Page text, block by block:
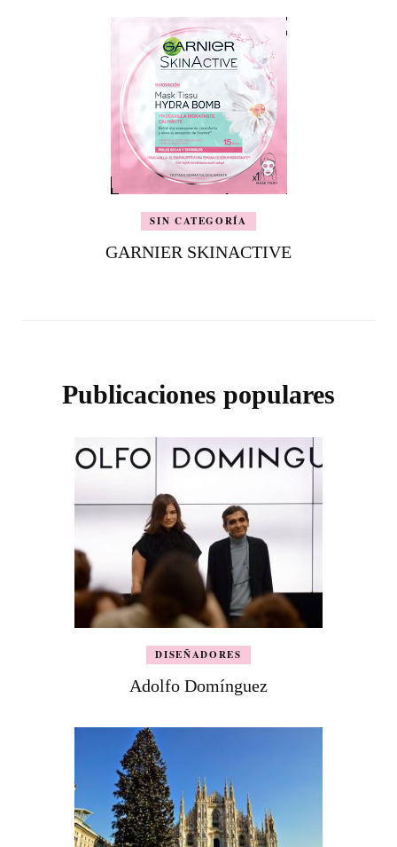
SIN CATEGORÍA
GARNIER SKINACTIVE
Publicaciones populares
DISEÑADORES
Adolfo Domínguez